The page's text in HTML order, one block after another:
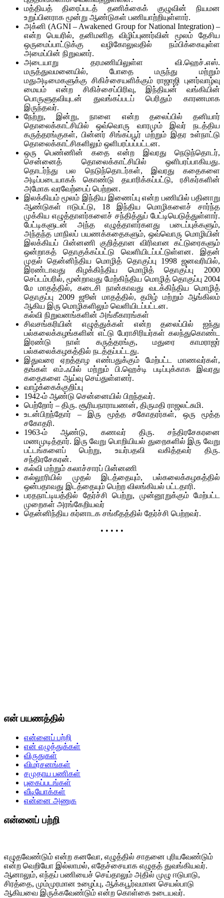
மத்தியத் திரைப்படத் தணிக்கைக் குழுவின் நியமன
உறுப்பினராக மூன்று ஆண்டுகள் பணியாற்றியுள்ளார்.
அக்னி (AGNI – Awakened Group for National Integration) –
என்ற பெயரில், தனிமனித விழிப்புணர்வின் மூலம் தேசிய
ஒருமைப்பாட்டுக்கு வழிகோலுவதில் நம்பிக்கையுள்ள
அமைப்பின் நிறுவனர்.
அடையாறு தரமணியிலுள்ள வி.ஹெச்.எஸ்.
மருத்துவமனையில், போதை மருந்து மற்றும்
மதுஅடிமைகளுக்கு சிகிச்சையளிக்கும் ராஜாஜி புனர்வாழ்வு
மையம் என்ற சிகிச்சைப்பிரிவு, இந்தியன் வங்கியின்
பொருளுதவியுடன் துவங்கப்படப் பெரிதும் காரணமாக
இருந்தவர்.
நேற்று, இன்று, நாளை என்ற தலைப்பில் தனியார்
தொலைக்காட்சியில் ஒவ்வொரு வாரமும் இவர் நடத்திய
கருத்தரங்குகள், பின்னர் சிங்கப்பூர் மற்றும் இதர உள்நாட்டு
தொலைக்காட்சிகளிலும் ஒளிபரப்பப்பட்டன.
ஒரு பெண்ணின் கதை என்ற இவரது நெடுந்தொடர்,
சென்னைத் தொலைக்காட்சியில் ஒளிபரப்பாகியது.
தொடர்ந்து பல நெடுந்தொடர்கள், இவரது கதைகளை
அடிப்படையாகக் கொண்டு தயாரிக்கப்பட்டு, ரசிகர்களின்
அமோக வரவேற்பைப் பெற்றன.
இலக்கியம் மூலம் இந்திய இணைப்பு என்ற பணியில் பதினாறு
ஆண்டுகள் ஈடுபட்டு, 18 இந்திய மொழிகளைச் சார்ந்த
முக்கிய எழுத்தாளர்களைச் சந்தித்துப் பேட்டியெடுத்துள்ளார்.
பேட்டிகளுடன் அந்த எழுத்தாளர்களது படைப்புக்களும்,
அந்தந்த மாநிலப் பயணக்கதைகளும், ஒவ்வொரு மொழியின்
இலக்கியப் பின்னணி குறித்தான விரிவான கட்டுரைகளும்
ஒன்றாகத் தொகுக்கப்பட்டு வெளியிடப்பட்டுள்ளன. இதன்
முதல் தென்னிந்திய மொழித் தொகுப்பு 1998 ஜனவரியில்,
இரண்டாவது கிழக்கிந்திய மொழித் தொகுப்பு 2000
செப்டம்பரில், மூன்றாவது மேற்கிந்திய மொழித் தொகுப்பு 2004
மே மாதத்தில், கடைசி நான்காவது வடக்கிந்திய மொழித்
தொகுப்பு 2009 ஜூன் மாதத்தில், தமிழ் மற்றும் ஆங்கிலம்
ஆகிய இரு மொழிகளிலும் வெளியிடப்பட்டன.
கல்வி நிறுவனங்களின் அங்கீகாரங்கள்
சிவசங்கரியின் எழுத்துக்கள் என்ற தலைப்பில் ஐந்து
பல்கலைக்கழங்களின் எட்டு பேராசிரியர்கள் கலந்துகொண்ட
இரண்டு நாள் கருத்தரங்கு, மதுரை காமராஜர்
பல்கலைக்கழகத்தில் நடத்தப்பட்டது.
இதுவரை ஏறத்தாழ எண்பதுக்கும் மேற்பட்ட மாணவர்கள்,
தங்கள் எம்.ஃபில் மற்றும் பி.ஹெச்டி படிப்புக்காக இவரது
கதைகளை ஆய்வு செய்துள்ளனர்.
வாழ்க்கைக்குறிப்பு
1942-ம் ஆண்டு சென்னையில் பிறந்தவர்.
பெற்றோர் – திரு. சூரியநாராயணன், திருமதி ராஜலட்சுமி.
உடன்பிறந்தோர் – இரு மூத்த சகோதரர்கள், ஒரு மூத்த
சகோதரி.
1963-ம் ஆண்டு, கணவர் திரு. சந்திரசேகரனை
மணமுடித்தார். இரு வேறு பொறியியல் துறைகளில் இரு வேறு
பட்டங்களைப் பெற்று, உயர்பதவி வகித்தவர் திரு.
சந்திரசேகரன்.
கல்வி மற்றும் கலாச்சாரப் பின்னணி
கல்லூரியில் முதல் இடத்தையும், பல்கலைக்கழகத்தில்
ஒன்பதாவது இடத்தையும் பெற்ற விலங்கியல் பட்டதாரி.
பரதநாட்டியத்தில் தேர்ச்சி பெற்று, முன்னூறுக்கும் மேற்பட்ட
முறைகள் அரங்கேறியவர்
தென்னிந்திய கர்னாடக சங்கீதத்தில் தேர்ச்சி பெற்றவர்.
• • • • •
என் பயணத்தில்
என்னைப் பற்றி
என் எழுத்துக்கள்
விருதுகள்
விமர்சனங்கள்
சமுதாய பணிகள்
புகைப்படங்கள்
வீடியோக்கள்
என்னை அணுக
என்னைப் பற்றி
எழுதவேண்டும் என்ற கனவோ, எழுத்தில் சாதனை புரியவேண்டும்
என்ற வெறியோ இல்லாமல், எதேச்சையாக எழுதத் துவங்கியவர்.
ஆனாலும், எந்தப் பணியைச் செய்தாலும் அதில் முழு ஈடுபாடு,
சிரத்தை, மும்முரமான உழைப்பு, ஆக்கபூர்வமான செயல்பாடு
ஆகியவை இருக்கவேண்டும் என்ற கொள்கை உடையவர்.